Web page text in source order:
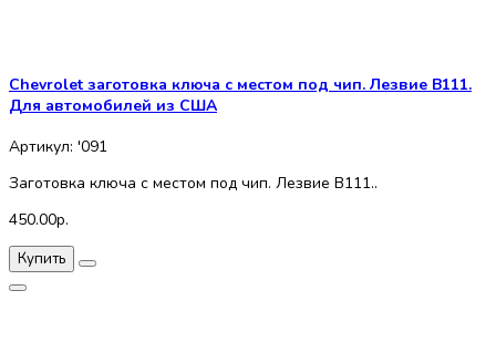
Chevrolet заготовка ключа с местом под чип. Лезвие B111.
Для автомобилей из США
Артикул: '091
Заготовка ключа с местом под чип. Лезвие B111..
450.00р.
Купить